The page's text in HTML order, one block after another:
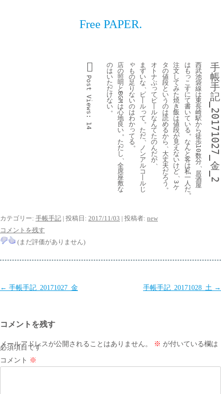
Free PAPER.
手
帳
手
記
_20171027_
金
_2
西
武
池
袋
線
は
東
長
崎
駅
か
ら
徒
歩
10
数
分、
居
酒
屋
は
も
っ
こ
す
に
て
書
い
て
い
る。
な
ん
と
客
は
私
一
人
だ。
注
文
し
て
み
た
焼
き
飯
は
値
段
が
見
え
な
い
け
ど、
3
ケ
タ
の
値
段
と
い
う
の
は
読
め
る
か
ら、
大
丈
夫
だ
ろ
う。
オ
ト
ナ
ぶ
っ
て
ビ
ル
な
ん
て
た
の
ん
だ
が、
ま
ず
い
な、
ビ
ル
っ
て。
た
だ、
ノ
ン
ア
ル
コ
ル
じ
ゃ
も
の
足
り
な
い
の
は
わ
か
っ
て
る。
店
の
照
明
と
BGM
は
心
地
良
い。
た
だ
し、
全
席
座
敷
な
の
は
い
た
だ
け
な
い。
Post
Views:
14
カテゴリー: 手帳手記 | 投稿日: 2017/11/03 | 投稿者: new
コメントを残す
(まだ評価がありません)
投
ビ
ゲ
ー
← 手帳手記_20171027_金 手帳手記_20171028_土 →
コメントを残す
メールアドレスが公開されることはありません。 ※ が付いている欄は
必須項目です
コメント ※